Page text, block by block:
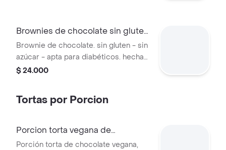
Brownies de chocolate sin gluten
x3
Brownie de chocolate. sin gluten - sin
azúcar - apta para diabéticos. hecha
con harina de almendras, tapioca y
$ 24.000
Tortas por Porcion
Porcion torta vegana de
chocolate
Porción torta de chocolate vegana,